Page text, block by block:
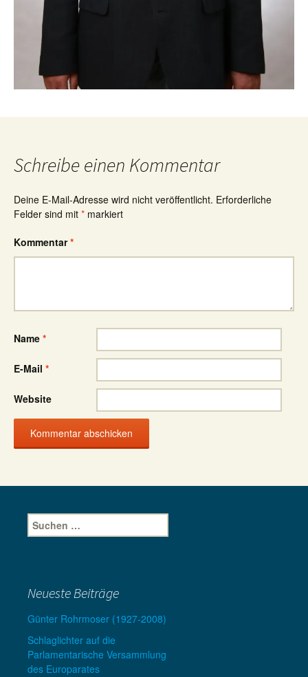
Schreibe einen Kommentar
Deine E-Mail-Adresse wird nicht veröffentlicht. Erforderliche
Felder sind mit * markiert
Kommentar*
Name *
E-Mail *
Website
Suche
nach:
Neueste Beiträge
Günter Rohrmoser (1927-2008)
Schlaglichter auf die
Parlamentarische Versammlung
des Europarates